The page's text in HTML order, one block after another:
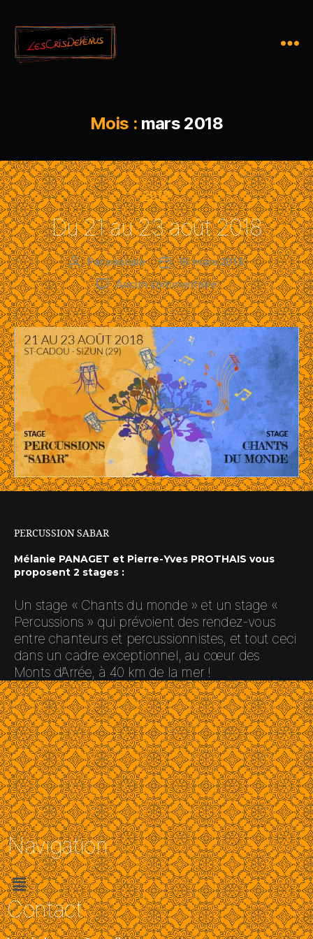
Mois : mars 2018
2018
Du 21 au 23 août 2018
Parpascale
16 mars 2018
Aucun commentaire
PERCUSSION SABAR
Mélanie PANAGET et Pierre-Yves PROTHAIS vous
proposent 2 stages :
Un stage « Chants du monde » et un stage «
Percussions » qui prévoient des rendez-vous
entre chanteurs et percussionnistes, et tout ceci
dans un cadre exceptionnel, au cœur des
Monts d’Arrée, à 40 km de la mer !
Navigation
Contact